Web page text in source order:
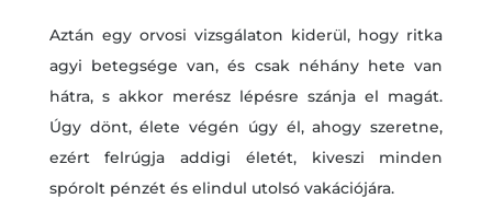
Aztán egy orvosi vizsgálaton kiderül, hogy ritka
agyi betegsége van, és csak néhány hete van
hátra, s akkor merész lépésre szánja el magát.
Úgy dönt, élete végén úgy él, ahogy szeretne,
ezért felrúgja addigi életét, kiveszi minden
spórolt pénzét és elindul utolsó vakációjára.